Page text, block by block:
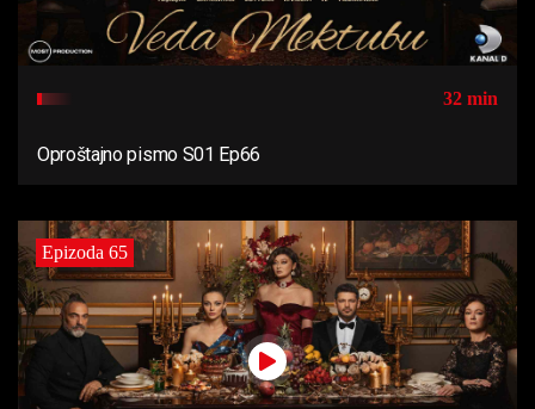
32 min
Oproštajno pismo S01 Ep66
Epizoda 65